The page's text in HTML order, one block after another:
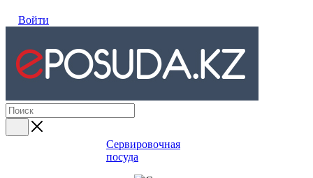
Войти
Сервировочная
посуда